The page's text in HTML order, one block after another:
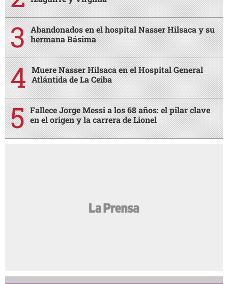
Abandonados en el hospital Nasser Hilsaca y su
hermana Básima
Muere Nasser Hilsaca en el Hospital General
Atlántida de La Ceiba
Fallece Jorge Messi a los 68 años: el pilar clave
en el origen y la carrera de Lionel